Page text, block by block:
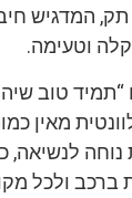
תק, המדגיש
וטעימה.
“תמיד טוב
מאין
לנשיאה,
ברכב ולכל